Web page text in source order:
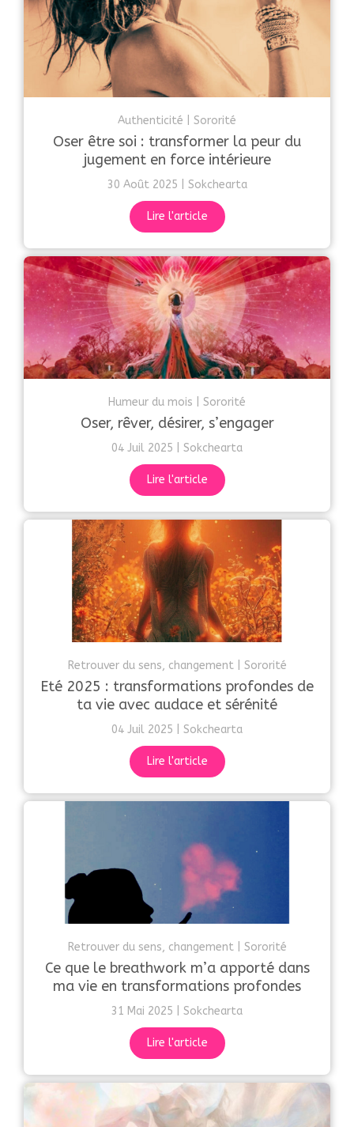
Authenticité Sororité
Oser être soi : transformer la peur du
jugement en force intérieure
30 Août 2025 Sokchearta
Lire l'article
Humeur du mois Sororité
Oser, rêver, désirer, s’engager
04 Juil 2025 Sokchearta
Lire l'article
Retrouver du sens, changement Sororité
Eté 2025 : transformations profondes de
ta vie avec audace et sérénité
04 Juil 2025 Sokchearta
Lire l'article
Retrouver du sens, changement Sororité
Ce que le breathwork m’a apporté dans
ma vie en transformations profondes
31 Mai 2025 Sokchearta
Lire l'article